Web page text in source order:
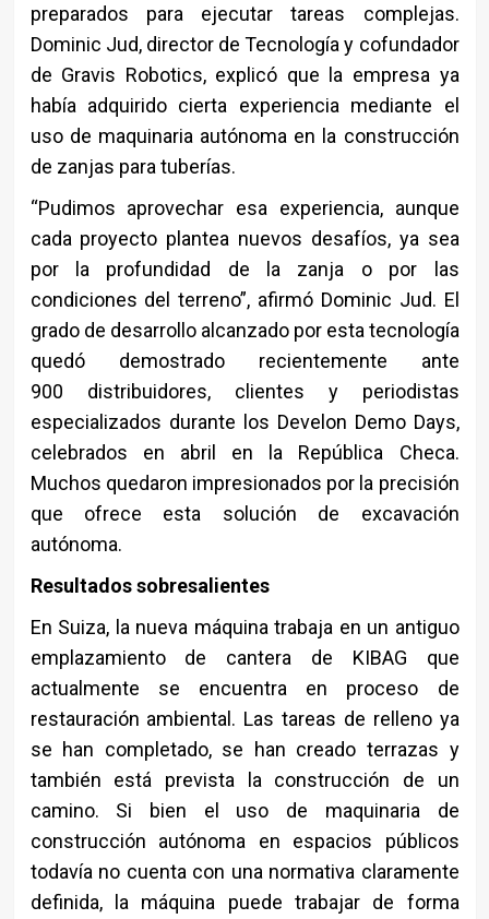
preparados para ejecutar tareas complejas.
Dominic Jud, director de Tecnología y cofundador
de Gravis Robotics, explicó que la empresa ya
había adquirido cierta experiencia mediante el
uso de maquinaria autónoma en la construcción
de zanjas para tuberías.
“Pudimos aprovechar esa experiencia, aunque
cada proyecto plantea nuevos desafíos, ya sea
por la profundidad de la zanja o por las
condiciones del terreno”, afirmó Dominic Jud. El
grado de desarrollo alcanzado por esta tecnología
quedó demostrado recientemente ante
900 distribuidores, clientes y periodistas
especializados durante los Develon Demo Days,
celebrados en abril en la República Checa.
Muchos quedaron impresionados por la precisión
que ofrece esta solución de excavación
autónoma.
Resultados sobresalientes
En Suiza, la nueva máquina trabaja en un antiguo
emplazamiento de cantera de KIBAG que
actualmente se encuentra en proceso de
restauración ambiental. Las tareas de relleno ya
se han completado, se han creado terrazas y
también está prevista la construcción de un
camino. Si bien el uso de maquinaria de
construcción autónoma en espacios públicos
todavía no cuenta con una normativa claramente
definida, la máquina puede trabajar de forma